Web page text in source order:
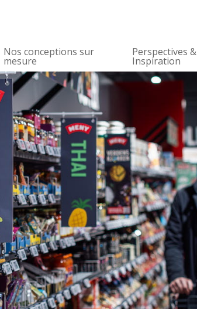
Nos conceptions sur
mesure
Perspectives &
Inspiration